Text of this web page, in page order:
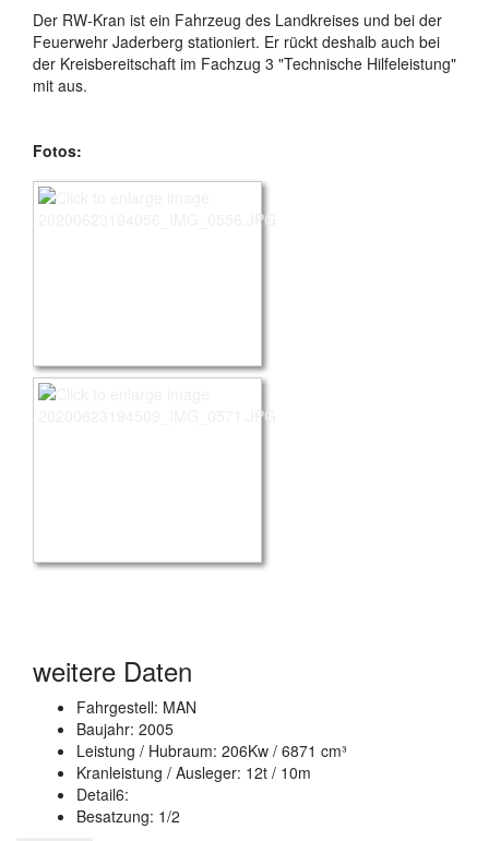
Der RW-Kran ist ein Fahrzeug des Landkreises und bei der
Feuerwehr Jaderberg stationiert. Er rückt deshalb auch bei
der Kreisbereitschaft im Fachzug 3 "Technische Hilfeleistung"
mit aus.
Fotos:
weitere Daten
Fahrgestell: MAN
Baujahr: 2005
Leistung / Hubraum: 206Kw / 6871 cm³
Kranleistung / Ausleger: 12t / 10m
Detail6:
Besatzung: 1/2